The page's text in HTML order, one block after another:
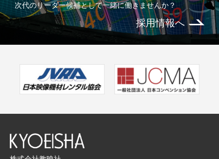
次代のリーダー候補として一緒に働きませんか？
採用情報へ